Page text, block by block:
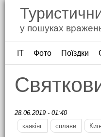
у пошуках
ІТ Фото Поїздки
28.06.2019 - 01:40
каякінг
сплави